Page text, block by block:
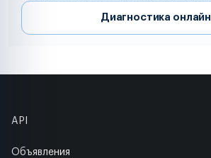
Диагностика онлайн
API
Объявления